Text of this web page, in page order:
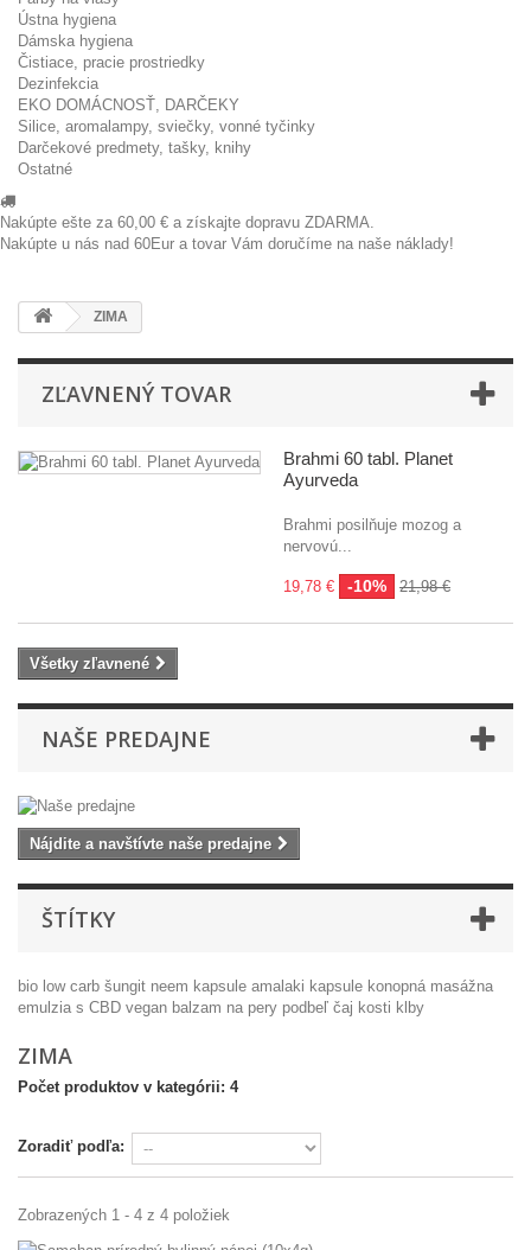
Ústna hygiena
Dámska hygiena
Čistiace, pracie prostriedky
Dezinfekcia
EKO DOMÁCNOSŤ, DARČEKY
Silice, aromalampy, sviečky, vonné tyčinky
Darčekové predmety, tašky, knihy
Ostatné
Nakúpte ešte za 60,00 € a získajte dopravu ZDARMA.
Nakúpte u nás nad 60Eur a tovar Vám doručíme na naše náklady!
ZIMA
ZĽAVNENÝ TOVAR
Brahmi 60 tabl. Planet
Ayurveda
Brahmi posilňuje mozog a
nervovú...
19,78 € -10% 21,98 €
Všetky zľavnené
NAŠE PREDAJNE
Nájdite a navštívte naše predajne
ŠTÍTKY
bio low carb šungit neem kapsule amalaki kapsule konopná masážna
emulzia s CBD vegan balzam na pery podbeľ čaj kosti klby
ZIMA
Počet produktov v kategórii: 4
Zoradiť podľa:
Zobrazených 1 - 4 z 4 položiek